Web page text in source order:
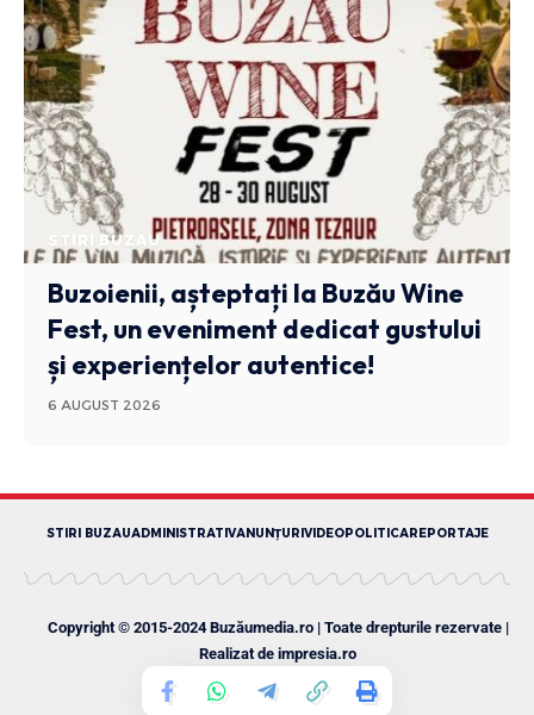
STIRI BUZAU
Buzoienii, așteptați la Buzău Wine
Fest, un eveniment dedicat gustului
și experiențelor autentice!
6 AUGUST 2026
STIRI BUZAUADMINISTRATIVANUNȚURI VIDEOPOLITICAREPORTAJE
Copyright © 2015-2024 Buzăumedia.ro | Toate drepturile rezervate |
Realizat de impresia.ro